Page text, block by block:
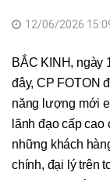
12/06/2026
BẮC KINH, ngày
đây, CP FOTON
năng lượng mới
lãnh đạo cấp cao
những khách
chính, đại lý trên